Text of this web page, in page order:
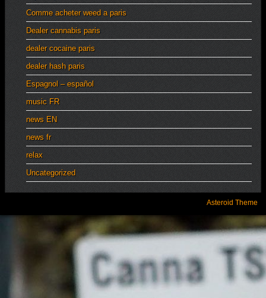
Comme acheter weed a paris
Dealer cannabis paris
dealer cocaine paris
dealer hash paris
Espagnol – español
music FR
news EN
news fr
relax
Uncategorized
Asteroid Theme